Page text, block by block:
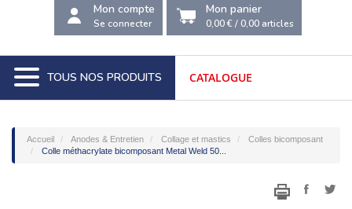
Mon compte
Se connecter
Mon panier
0,00 €/0,00 articles
TOUS NOS PRODUITS CATALOGUE
Accueil Anodes & Entretien Collage et mastics
Colles bicomposant
Colle méthacrylate bicomposant Metal Weld 50...